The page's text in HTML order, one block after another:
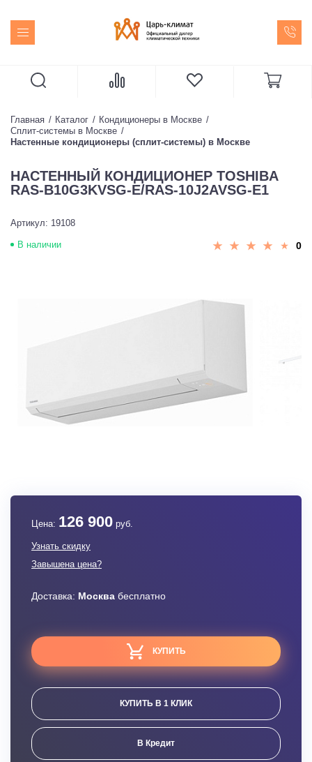
Главная Каталог
Кондиционеры в Москве
Сплит-системы в Москве
Настенные кондиционеры (сплит-системы) в Москве
НАСТЕННЫЙ КОНДИЦИОНЕР TOSHIBA
RAS-B10G3KVSG-E/RAS-10J2AVSG-E1
Артикул: 19108
В наличии 0
Цена: 126 900 руб.
Узнать скидку
Завышена цена?
Доставка: Москва бесплатно
КУПИТЬ
КУПИТЬ В 1 КЛИК
В Кредит